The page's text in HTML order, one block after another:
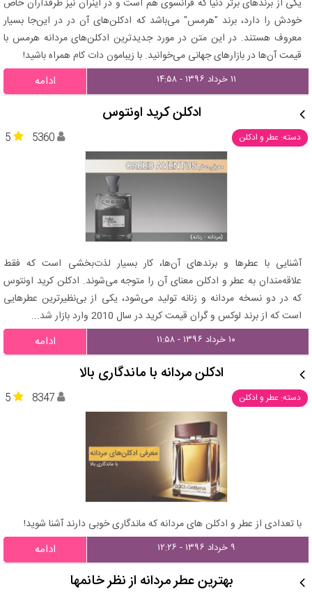
یکی از برندهای برتر دنیا که فرانسوی هم است و در اینران نیز طرفداران خاص
خودش را دارد، برند "هرمس" می‌باشد که ادکلن‌های آن در در این‌جا بسیار
معروف هستند. در این متن در مورد جدیدترین ادکلن‌های مردانه هرمس با
قیمت آن‌ها در بازار‌های جهانی می‌خوانید. با زیبامون دات کام همراه باشید!
۱۱ خرداد ۱۳۹۶ - ۱۴:۵۸ ادامه
ادکلن کرید اونتوس
دسته: عطر و ادکلن 5 5360
آشنایی با عطرها و برندهای آن‌ها، کار بسیار لذت‌بخشی است که فقط
علاقه‌مندان به عطر و ادکلن معنای آن را متوجه می‌شوند. ادکلن کرید اونتوس
که در دو نسخه مردانه و زنانه تولید می‌شود، یکی از بی‌نظیرترین عطرهایی
است که از برند لوکس و گران قیمت کرید در سال 2010 وارد بازار شد...
۱۰ خرداد ۱۳۹۶ - ۱۱:۵۸ ادامه
ادکلن مردانه با ماندگاری بالا
دسته: عطر و ادکلن 5 8347
با تعدادی از عطر و ادکلن های مردانه که ماندگاری خوبی دارند آشنا شوید!
۹ خرداد ۱۳۹۶ - ۱۲:۲۶ ادامه
بهترین عطر مردانه از نظر خانمها